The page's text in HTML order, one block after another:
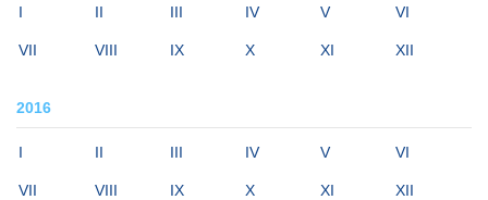
I II III IV V VI
VII VIII IX X XI XII
2016
I II III IV V VI
VII VIII IX X XI XII